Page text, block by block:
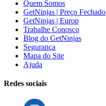
Quem Somos
GetNinjas | Preço Fechado
GetNinjas | Europ
Trabalhe Conosco
Blog do GetNinjas
Segurança
Mapa do Site
Ajuda
Redes sociais